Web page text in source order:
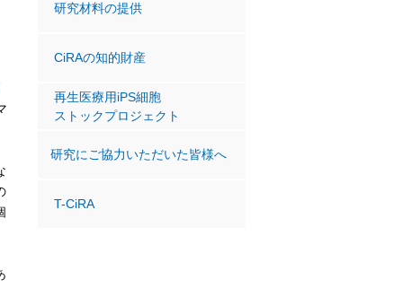
研究材料の提供
CiRAの知的財産
再生医療用iPS細胞
ストックプロジェクト
研究にご協力いただいた皆様へ
T-CiRA